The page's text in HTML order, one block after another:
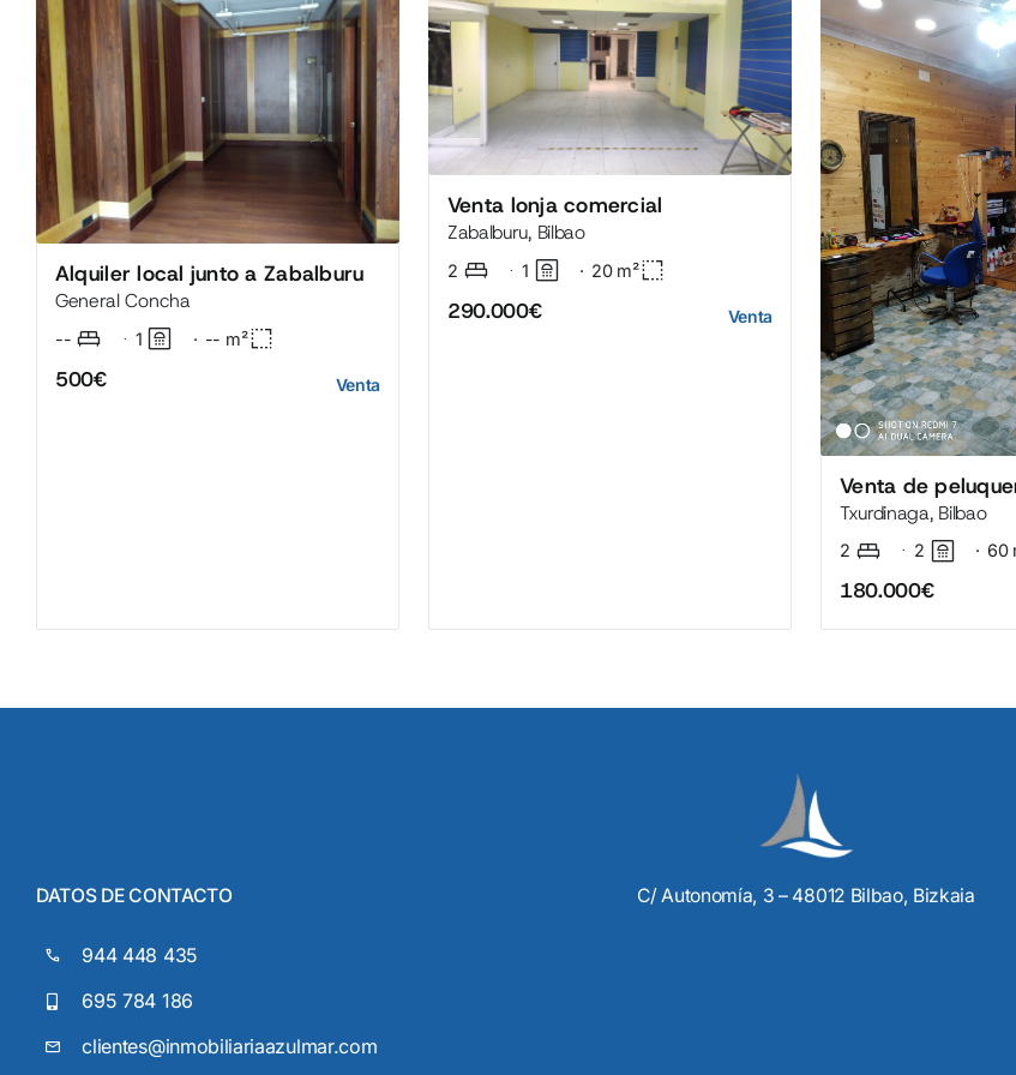
Alquiler local junto a Zabalburu
General Concha
-- · 1 · -- m²
500€ Venta
Venta lonja comercial
Zabalburu, Bilbao
2 · 1 · 20 m²
290.000€ Venta
Venta de
Txurdinaga, Bilbao
2 · 2 · 60
180.000€
DATOS DE CONTACTO
944 448 435
695 784 186
clientes@inmobiliariaazulmar.com
C/ Autonomía, 3 – 48012 Bilbao, Bizkaia